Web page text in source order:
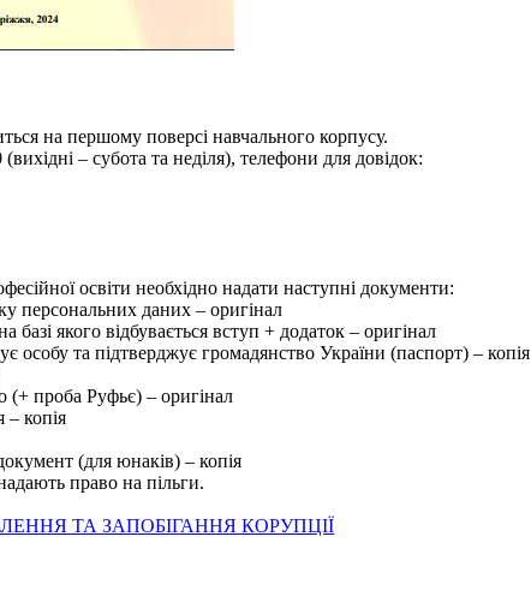
на першому поверсі навчального корпусу.
– субота та неділя), телефони для довідок:
освіти необхідно надати наступні документи:
персональних даних – оригінал
базі якого відбувається вступ + додаток – оригінал
особу та підтверджує громадянство України (паспорт) – копія
(+ проба Руфьє) – оригінал
– копія
(для юнаків) – копія
право на пільги.
ТА ЗАПОБІГАННЯ КОРУПЦІЇ